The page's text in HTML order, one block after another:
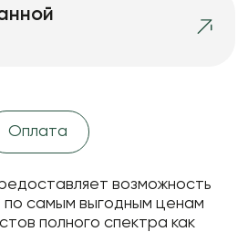
Оплата
возможность
по самым выгодным ценам
полного спектра как